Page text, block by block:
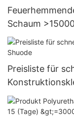
Schaum
6000-29999
Preisliste für